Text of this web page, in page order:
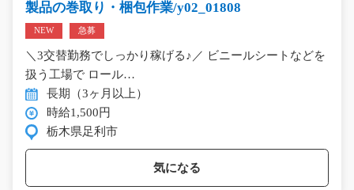
製品の巻取り・梱包作業/y02_01808
NEW 急募
＼3交替勤務でしっかり稼げる♪／ ビニールシートなどを
扱う工場で ロール…
長期（3ヶ月以上）
時給1,500円
栃木県足利市
気になる